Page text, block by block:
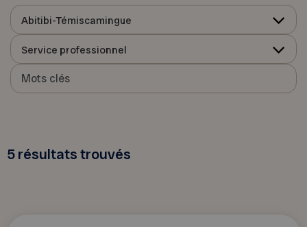
Abitibi-Témiscamingue
Service professionnel
5résultats trouvés